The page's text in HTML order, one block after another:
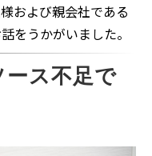
および親会社である
をうかがいました。
ース不足で